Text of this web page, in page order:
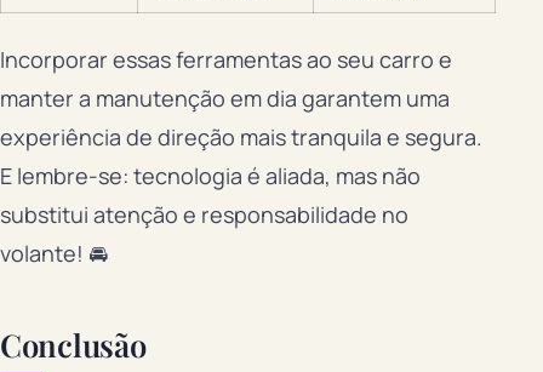
Incorporar essas ferramentas ao seu carro e
manter a manutenção em dia garantem uma
experiência de direção mais tranquila e segura.
E lembre-se: tecnologia é aliada, mas não
substitui atenção e responsabilidade no
volante! 🚘
Conclusão